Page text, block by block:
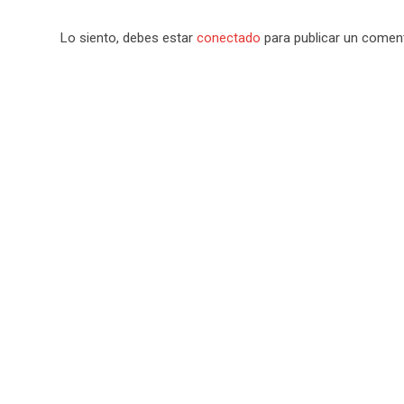
Lo siento, debes estar conectado para publicar un